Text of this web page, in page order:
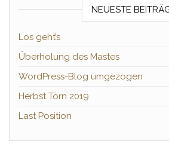
NEUESTE
Los geht’s
Überholung des Mastes
WordPress-Blog umgezogen
Herbst Törn 2019
Last Position